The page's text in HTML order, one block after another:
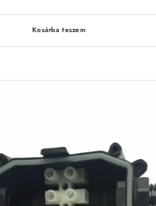
Kosárba teszem